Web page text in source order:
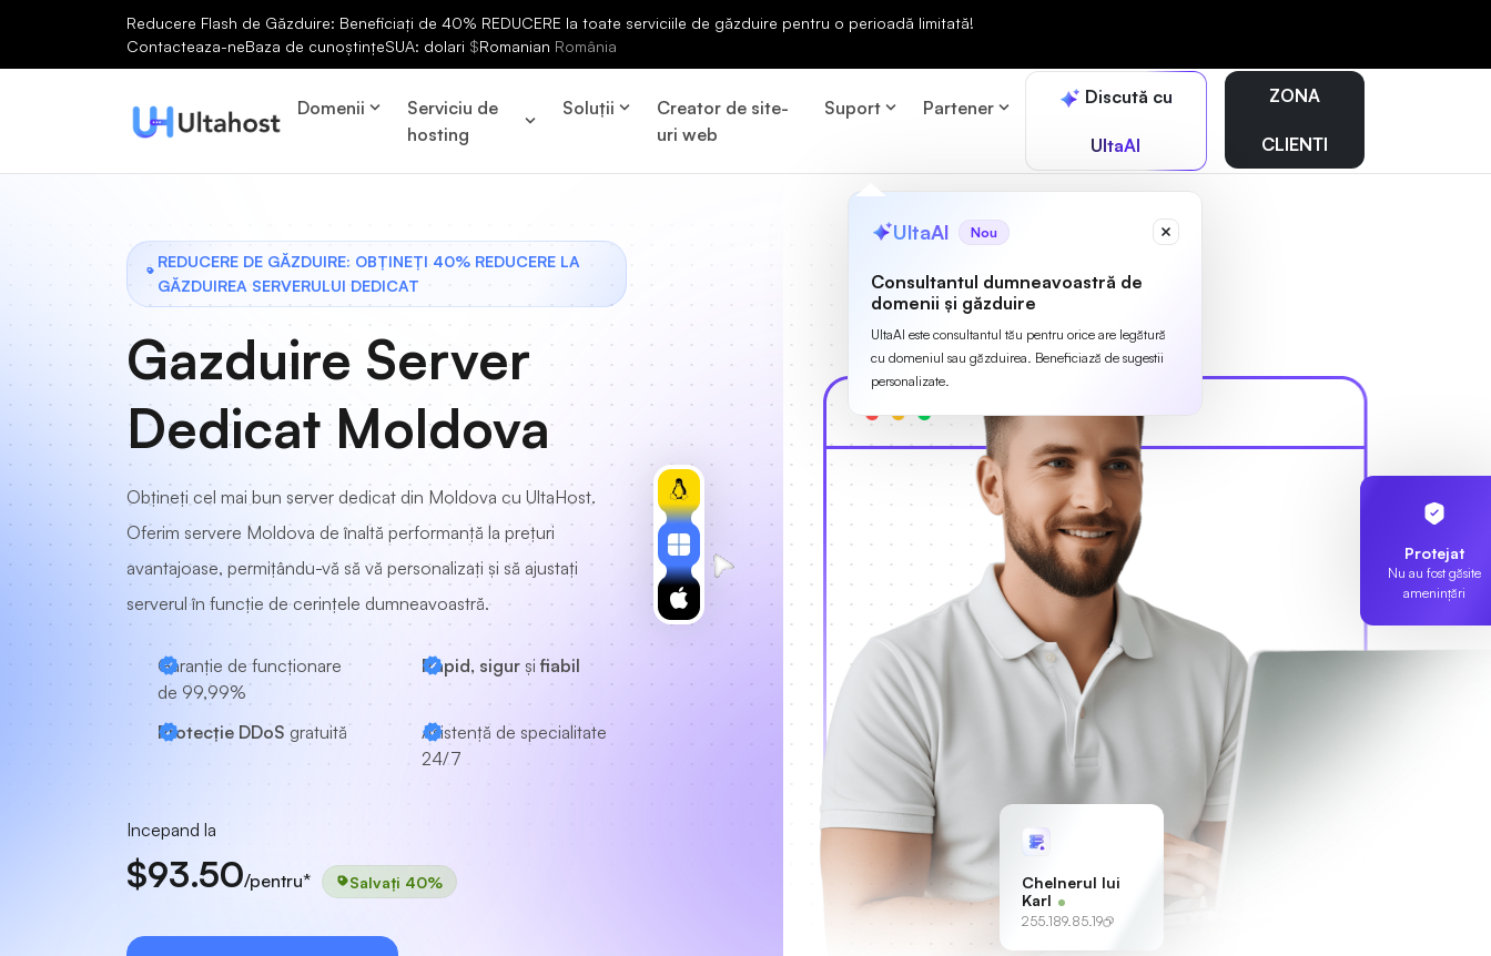
Reducere Flash de Găzduire: Beneficiați de 40% REDUCERE la toate serviciile de găzduire pentru o perioadă limitată!
Contacteaza-neBaza de cunoștințeSUA: dolari $Romanian România
Domenii
Serviciu de
hosting
Soluții
Creator de site-
uri web
Suport Partener Discută cu
UltaAI
UltaAI Nou
Consultantul dumneavoastră de
domenii și găzduire
UltaAI este consultantul tău pentru orice are legătură
cu domeniul sau găzduirea. Beneficiază de sugestii
personalizate.
ZONA
CLIENTI
REDUCERE DE GĂZDUIRE: OBȚINEȚI 40% REDUCERE LA
GĂZDUIREA SERVERULUI DEDICAT
Gazduire Server
Dedicat Moldova
Obțineți cel mai bun server dedicat din Moldova cu UltaHost.
Oferim servere Moldova de înaltă performanță la prețuri
avantajoase, permițându-vă să vă personalizați și să ajustați
serverul în funcție de cerințele dumneavoastră.
Garanție de funcționare
de 99,99%
Rapid, sigurșifiabil
Protecție DDoS gratuită
Asistență de specialitate
24/7
Incepand la
$93.50/pentru* Salvați 40%
Protejat
Nu au fost găsite
amenințări
Chelnerul lui
Karl
255.189.85.19